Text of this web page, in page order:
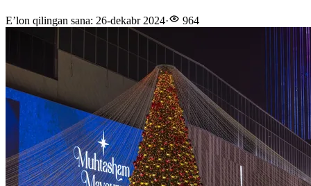
E’lon qilingan sana: 26-dekabr 2024· 964